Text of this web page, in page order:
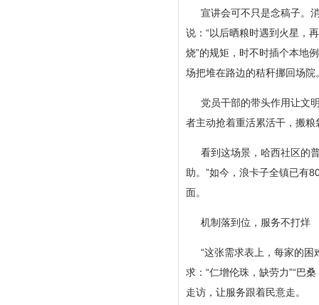
宣讲会可不只是念稿子。
说：“以后晒粮时遇到火星，
烧”的规矩，时不时插个本地
场把堆在路边的秸秆挪回场院
党员干部的带头作用让文
者主动抢着重活累活干，搬
看到这场景，哈西社区的
助。”如今，浪卡子全镇已有
面。
机制落到位，服务不打烊
“这张需求表上，每家的
求：“仁增伦珠，缺劳力”“巴
走访，让服务跟着民意走。